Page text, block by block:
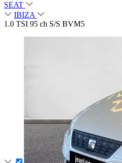
SEAT
IBIZA
1.0 TSI 95 ch S/S BVM5